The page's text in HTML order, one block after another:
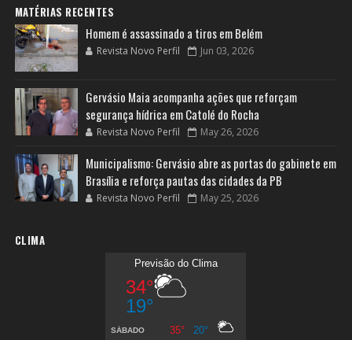
MATÉRIAS RECENTES
Homem é assassinado a tiros em Belém
Revista Novo Perfil Jun 03, 2026
Gervásio Maia acompanha ações que reforçam
segurança hídrica em Catolé do Rocha
Revista Novo Perfil May 26, 2026
Municipalismo: Gervásio abre as portas do gabinete em
Brasília e reforça pautas das cidades da PB
Revista Novo Perfil May 25, 2026
CLIMA